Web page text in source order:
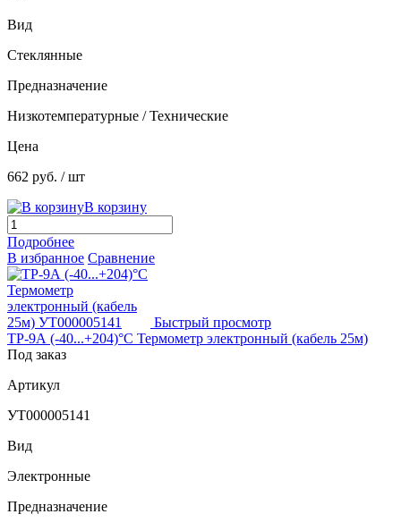
Вид
Стеклянные
Предназначение
Низкотемпературные / Технические
Цена
662 руб. / шт
В корзину
Подробнее
В избранное Сравнение
Быстрый просмотр
ТР-9А (-40...+204)°С Термометр электронный (кабель 25м)
Под заказ
Артикул
УТ000005141
Вид
Электронные
Предназначение